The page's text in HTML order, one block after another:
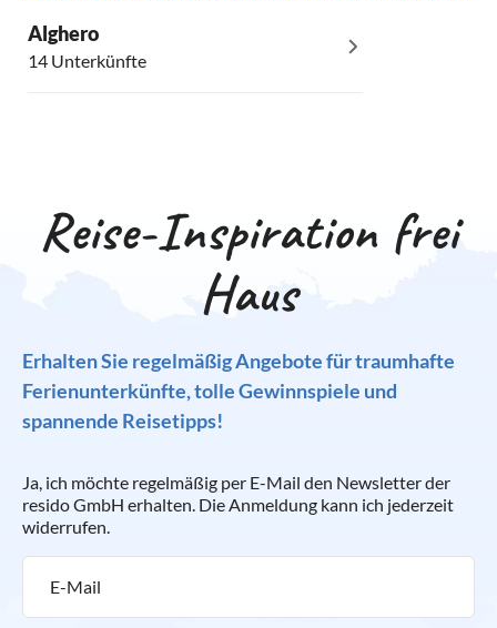
Alghero
14 Unterkünfte
Reise-Inspiration frei
Haus
Erhalten Sie regelmäßig Angebote für traumhafte
Ferienunterkünfte, tolle Gewinnspiele und
spannende Reisetipps!
Ja, ich möchte regelmäßig per E-Mail den Newsletter der
resido GmbH erhalten. Die Anmeldung kann ich jederzeit
widerrufen.